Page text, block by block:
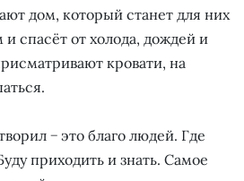
дом, который станет для них
спасёт от холода, дождей и
кровати, на
− это благо людей. Где
приходить и знать. Самое